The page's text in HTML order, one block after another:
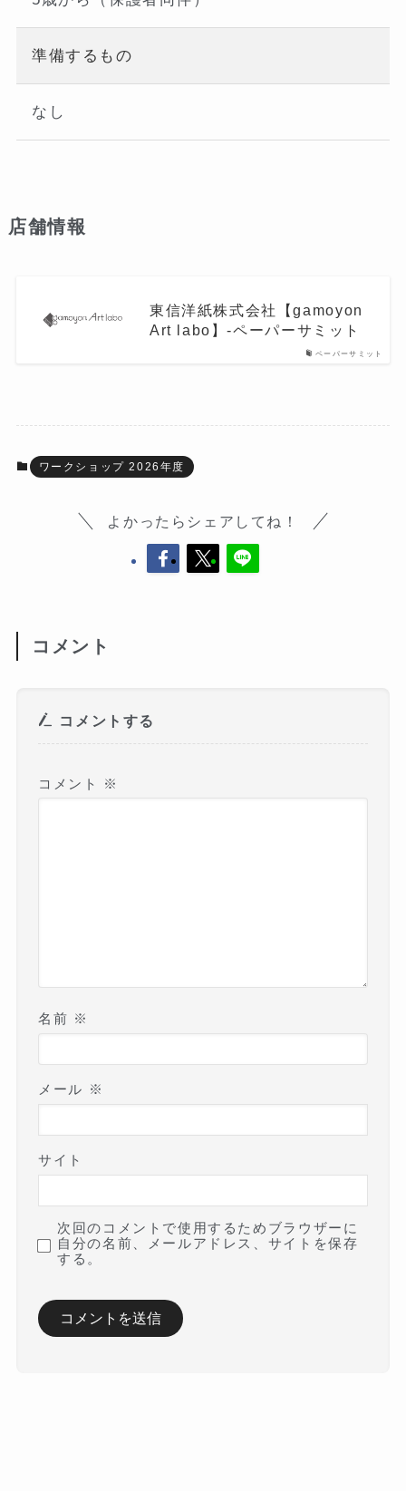
準備するもの
なし
店舗情報
ペーパーサミット
東信洋紙株式会社【gamoyon
Art labo】-ペーパーサミット
ワークショップ 2026年度
よかったらシェアしてね！
コメント
コメントする
コメント ※
名前 ※
メール ※
サイト
次回のコメントで使用するためブラウザーに
自分の名前、メールアドレス、サイトを保存
する。